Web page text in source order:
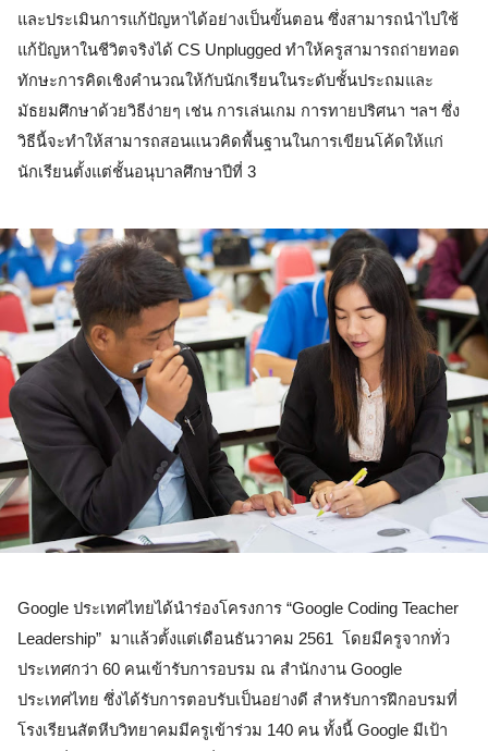
และประเมินการแก้ปัญหาได้อย่างเป็นขั้นตอน ซึ่งสามารถนำไปใช้
แก้ป้ญหาในชีวิตจริงได้ CS Unplugged ทำให้ครูสามารถถ่ายทอด
ทักษะการคิดเชิงคำนวณให้กับนักเรียนในระดับชั้นประถมและ
มัธยมศึกษาด้วยวิธีง่ายๆ เช่น การเล่นเกม การทายปริศนา ฯลฯ ซึ่ง
วิธีนี้จะทำให้สามารถสอนแนวคิดพื้นฐานในการเขียนโค้ดให้แก่
นักเรียนตั้งแต่ชั้นอนุบาลศึกษาปีที่ 3
Google ประเทศไทยได้นำร่องโครงการ “Google Coding Teacher
Leadership”  มาแล้วตั้งแต่เดือนธันวาคม 2561  โดยมีครูจากทั่ว
ประเทศกว่า 60 คนเข้ารับการอบรม ณ สำนักงาน Google
ประเทศไทย ซึ่งได้รับการตอบรับเป็นอย่างดี สำหรับการฝึกอบรมที่
โรงเรียนสัตหีบวิทยาคมมีครูเข้าร่วม 140 คน ทั้งนี้ Google มีเป้า